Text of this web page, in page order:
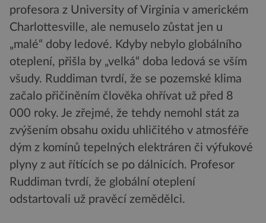
profesora z University of Virginia v americkém
Charlottesville, ale nemuselo zůstat jen u
„malé“ doby ledové. Kdyby nebylo globálního
oteplení, přišla by „velká“ doba ledová se vším
všudy. Ruddiman tvrdí, že se pozemské klima
začalo přičiněním člověka ohřívat už před 8
000 roky. Je zřejmé, že tehdy nemohl stát za
zvýšením obsahu oxidu uhličitého v atmosféře
dým z komínů tepelných elektráren či výfukové
plyny z aut řítících se po dálnicích. Profesor
Ruddiman tvrdí, že globální oteplení
odstartovali už pravěcí zemědělci.